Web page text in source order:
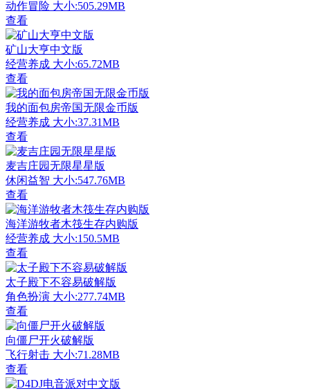
动作冒险 大小:505.29MB
查看
矿山大亨中文版
经营养成 大小:65.72MB
查看
我的面包房帝国无限金币版
经营养成 大小:37.31MB
查看
麦吉庄园无限星星版
休闲益智 大小:547.76MB
查看
海洋游牧者木筏生存内购版
经营养成 大小:150.5MB
查看
太子殿下不容易破解版
角色扮演 大小:277.74MB
查看
向僵尸开火破解版
飞行射击 大小:71.28MB
查看